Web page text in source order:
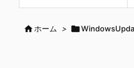
ホーム > 